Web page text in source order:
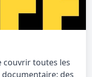
couvrir toutes les
documentaire: des